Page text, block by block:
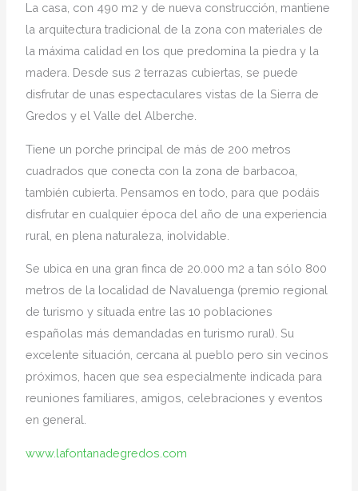
La casa, con 490 m2 y de nueva construcción, mantiene
la arquitectura tradicional de la zona con materiales de
la máxima calidad en los que predomina la piedra y la
madera. Desde sus 2 terrazas cubiertas, se puede
disfrutar de unas espectaculares vistas de la Sierra de
Gredos y el Valle del Alberche.
Tiene un porche principal de más de 200 metros
cuadrados que conecta con la zona de barbacoa,
también cubierta. Pensamos en todo, para que podáis
disfrutar en cualquier época del año de una experiencia
rural, en plena naturaleza, inolvidable.
Se ubica en una gran finca de 20.000 m2 a tan sólo 800
metros de la localidad de Navaluenga (premio regional
de turismo y situada entre las 10 poblaciones
españolas más demandadas en turismo rural). Su
excelente situación, cercana al pueblo pero sin vecinos
próximos, hacen que sea especialmente indicada para
reuniones familiares, amigos, celebraciones y eventos
en general.
www.lafontanadegredos.com